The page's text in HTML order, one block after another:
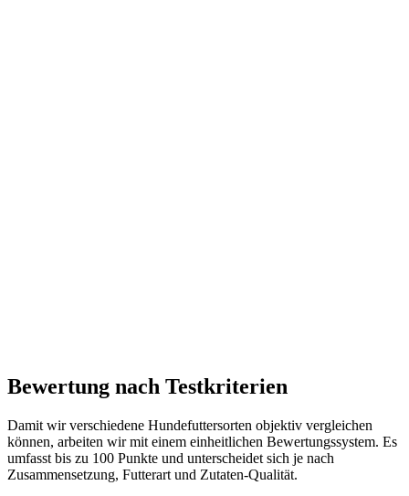
Bewertung nach Testkriterien
Damit wir verschiedene Hundefuttersorten objektiv vergleichen
können, arbeiten wir mit einem einheitlichen Bewertungssystem. Es
umfasst bis zu 100 Punkte und unterscheidet sich je nach
Zusammensetzung, Futterart und Zutaten-Qualität.